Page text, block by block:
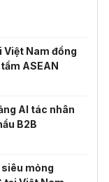
Nam đồng
ASEAN
AI tác nhân
B2B
mỏng